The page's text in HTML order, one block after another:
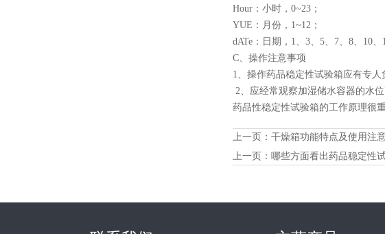
Hour：小时，0~23；
YUE：月份，1~12；
dATe：日期，1、3、5、7、8、10
C、操作注意事项
1、操作药品稳定性试验箱应有专人
2、应经常观察加湿储水容器的水位
药品性稳定性试验箱的工作原理很
上一页： 干燥箱功能特点及使用注
上一页： 哪些方面看出药品稳定性